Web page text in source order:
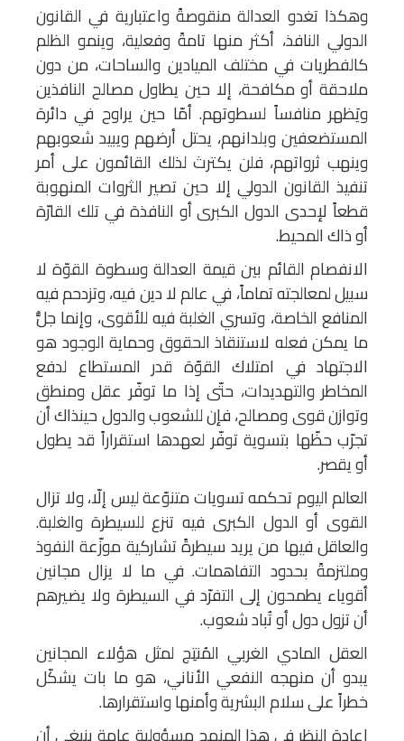
وهكذا تغدو العدالة منقوصةً واعتبارية في القانون
الدولي النافذ، أكثر منها تامةً وفعلية، وينمو الظلم
كالفطريات في مختلف الميادين والساحات، من دون
ملاحقة أو مكافحة، إلا حين يطاول مصالح النافذين
ويَظهر منافساً لسطوتهم. أمّا حين يراوح في دائرة
المستضعفين وبلدانهم، يحتل أرضهم ويبيد شعوبهم
وينهب ثرواتهم، فلن يكترث لذلك القائمون على أمر
تنفيذ القانون الدولي إلا حين تصير الثروات المنهوبة
قطعاً لإحدى الدول الكبرى أو النافذة في تلك القارّة
أو ذاك المحيط.
الانفصام القائم بين قيمة العدالة وسطوة القوّة لا
سبيل لمعالجته تماماً، في عالم لا دين فيه، وتزدحم فيه
المنافع الخاصة، وتسري الغلبة فيه للأقوى، وإنما جلُّ
ما يمكن فعله لاستنقاذ الحقوق وحماية الوجود هو
الاجتهاد في امتلاك القوّة قدر المستطاع لدفع
المخاطر والتهديدات، حتّى إذا ما توفّر عقل ومنطق
وتوازن قوى ومصالح، فإن للشعوب والدول حينذاك أن
تجرّب حظّها بتسوية توفّر لعهدها استقراراً قد يطول
أو يقصر.
العالم اليوم تحكمه تسويات متنوّعة ليس إلّا، ولا تزال
القوى أو الدول الكبرى فيه تنزع للسيطرة والغلبة.
والعاقل فيها من يريد سيطرةً تشاركية موزّعة النفوذ
وملتزمةً بحدود التفاهمات. في ما لا يزال مجانين
أقوياء يطمحون إلى التفرّد في السيطرة ولا يضيرهم
أن تزول دول أو تُباد شعوب.
العقل المادي الغربي المُنتِج لمثل هؤلاء المجانين
يبدو أن منهجه النفعي الأناني، هو ما بات يشكّل
خطراً على سلام البشرية وأمنها واستقرارها.